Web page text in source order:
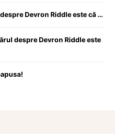
Devron Riddle este că …
despre Devron Riddle este